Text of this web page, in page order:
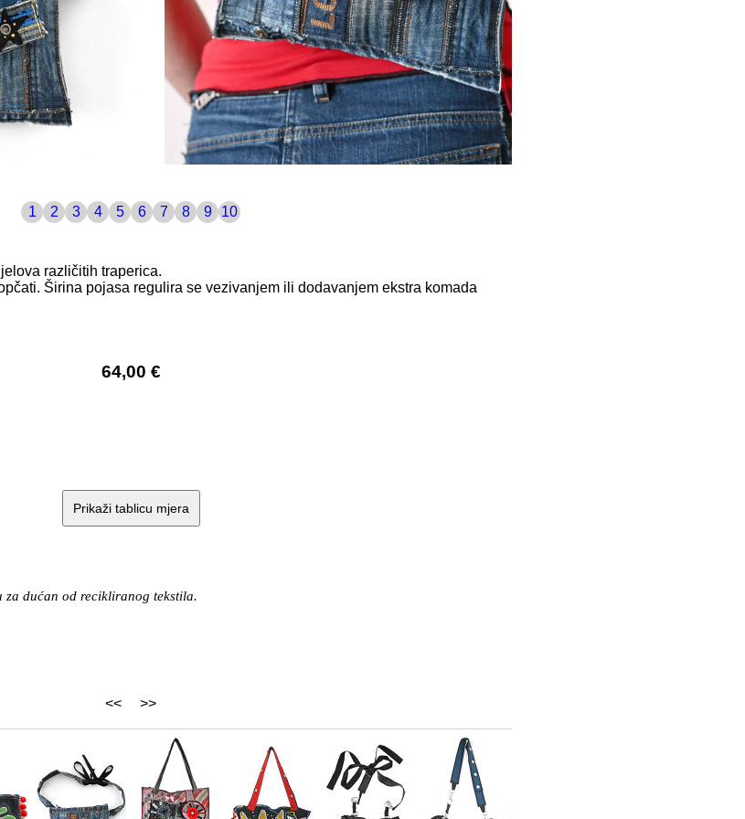
1 2 3 4 5 6 7 8 9 10
različitih traperica.
Širina pojasa regulira se vezivanjem ili dodavanjem ekstra komada
64,00 €
Prikaži tablicu mjera
dućan od recikliranog tekstila.
<< >>